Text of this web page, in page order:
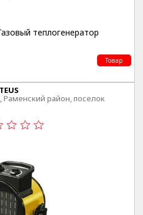
теплогенератор
Товар
Раменский район, поселок
дом 14